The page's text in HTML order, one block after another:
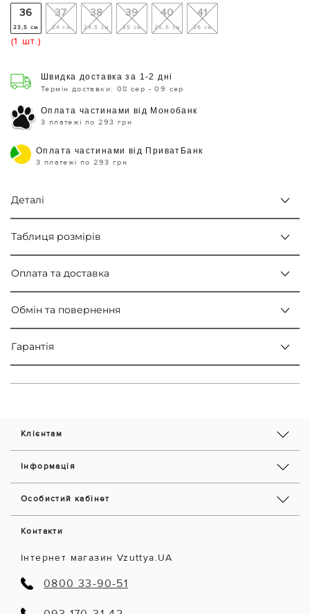
36
23,5 см
(1 шт.)
37
24 см
38
24,5 см
39
25 см
40
25,5 см
41
26 см
Швидка доставка за 1-2 дні
Термін доставки: 08 сер - 09 сер
Оплата частинами від Монобанк
3 платежі по 293 грн
Оплата частинами від ПриватБанк
3 платежі по 293 грн
Деталі
Таблиця розмірів
Оплата та доставка
Обмін та повернення
Гарантія
Клієнтам
Інформація
Особистий кабінет
Контакти
Інтернет магазин Vzuttya.UA
0800 33-90-51